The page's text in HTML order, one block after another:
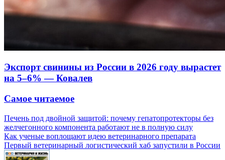
Экспорт свинины из России в 2026 году вырастет
на 5–6% — Ковалев
Самое читаемое
Печень под двойной защитой: почему гепатопротекторы без
желчегонного компонента работают не в полную силу
Как ученые воплощают идею ветеринарного препарата
Первый ветеринарный логистический хаб запустили в России